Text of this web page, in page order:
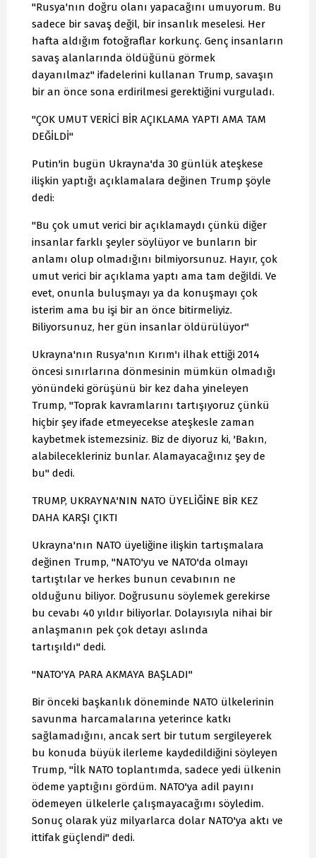
"Rusya'nın doğru olanı yapacağını umuyorum. Bu
sadece bir savaş değil, bir insanlık meselesi. Her
hafta aldığım fotoğraflar korkunç. Genç insanların
savaş alanlarında öldüğünü görmek
dayanılmaz" ifadelerini kullanan Trump, savaşın
bir an önce sona erdirilmesi gerektiğini vurguladı.
"ÇOK UMUT VERİCİ BİR AÇIKLAMA YAPTI AMA TAM
DEĞİLDİ"
Putin'in bugün Ukrayna'da 30 günlük ateşkese
ilişkin yaptığı açıklamalara değinen Trump şöyle
dedi:
"Bu çok umut verici bir açıklamaydı çünkü diğer
insanlar farklı şeyler söylüyor ve bunların bir
anlamı olup olmadığını bilmiyorsunuz. Hayır, çok
umut verici bir açıklama yaptı ama tam değildi. Ve
evet, onunla buluşmayı ya da konuşmayı çok
isterim ama bu işi bir an önce bitirmeliyiz.
Biliyorsunuz, her gün insanlar öldürülüyor"
Ukrayna'nın Rusya'nın Kırım'ı ilhak ettiği 2014
öncesi sınırlarına dönmesinin mümkün olmadığı
yönündeki görüşünü bir kez daha yineleyen
Trump, "Toprak kavramlarını tartışıyoruz çünkü
hiçbir şey ifade etmeyecekse ateşkesle zaman
kaybetmek istemezsiniz. Biz de diyoruz ki, 'Bakın,
alabilecekleriniz bunlar. Alamayacağınız şey de
bu" dedi.
TRUMP, UKRAYNA'NIN NATO ÜYELİĞİNE BİR KEZ
DAHA KARŞI ÇIKTI
Ukrayna'nın NATO üyeliğine ilişkin tartışmalara
değinen Trump, "NATO'yu ve NATO'da olmayı
tartıştılar ve herkes bunun cevabının ne
olduğunu biliyor. Doğrusunu söylemek gerekirse
bu cevabı 40 yıldır biliyorlar. Dolayısıyla nihai bir
anlaşmanın pek çok detayı aslında
tartışıldı" dedi.
"NATO'YA PARA AKMAYA BAŞLADI"
Bir önceki başkanlık döneminde NATO ülkelerinin
savunma harcamalarına yeterince katkı
sağlamadığını, ancak sert bir tutum sergileyerek
bu konuda büyük ilerleme kaydedildiğini söyleyen
Trump, "İlk NATO toplantımda, sadece yedi ülkenin
ödeme yaptığını gördüm. NATO'ya adil payını
ödemeyen ülkelerle çalışmayacağımı söyledim.
Sonuç olarak yüz milyarlarca dolar NATO'ya aktı ve
ittifak güçlendi" dedi.